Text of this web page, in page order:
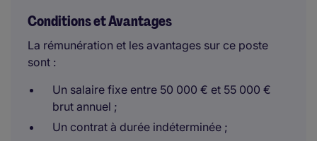
Conditions et Avantages
La rémunération et les avantages sur ce poste
sont :
Un salaire fixe entre 50 000 € et 55 000 €
brut annuel ;
Un contrat à durée indéterminée ;